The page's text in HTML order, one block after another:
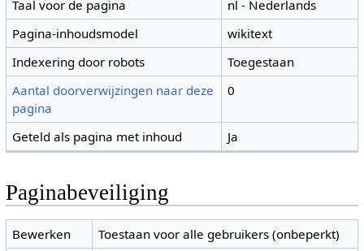
Taal voor de pagina
nl - Nederlands
Pagina-inhoudsmodel
wikitext
Indexering door robots
Toegestaan
Aantal doorverwijzingen naar deze
pagina
0
Geteld als pagina met inhoud Ja
Paginabeveiliging
Bewerken
Toestaan voor alle gebruikers (onbeperkt)